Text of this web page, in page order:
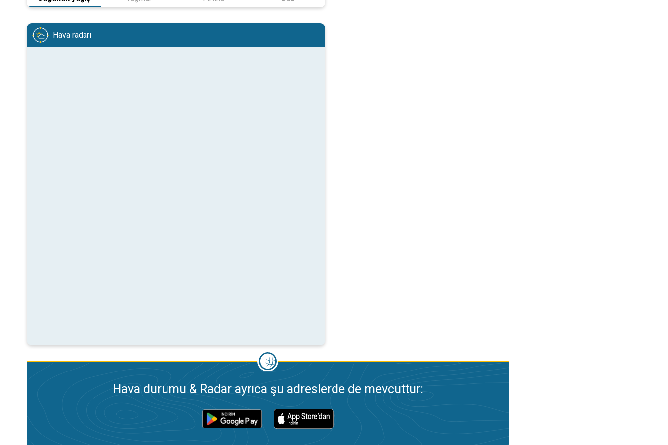
Hava radarı
Hava durumu & Radar ayrıca şu adreslerde de mevcuttur: